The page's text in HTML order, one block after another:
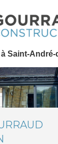
Saint-